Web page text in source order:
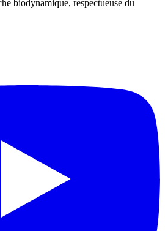
biodynamique, respectueuse du